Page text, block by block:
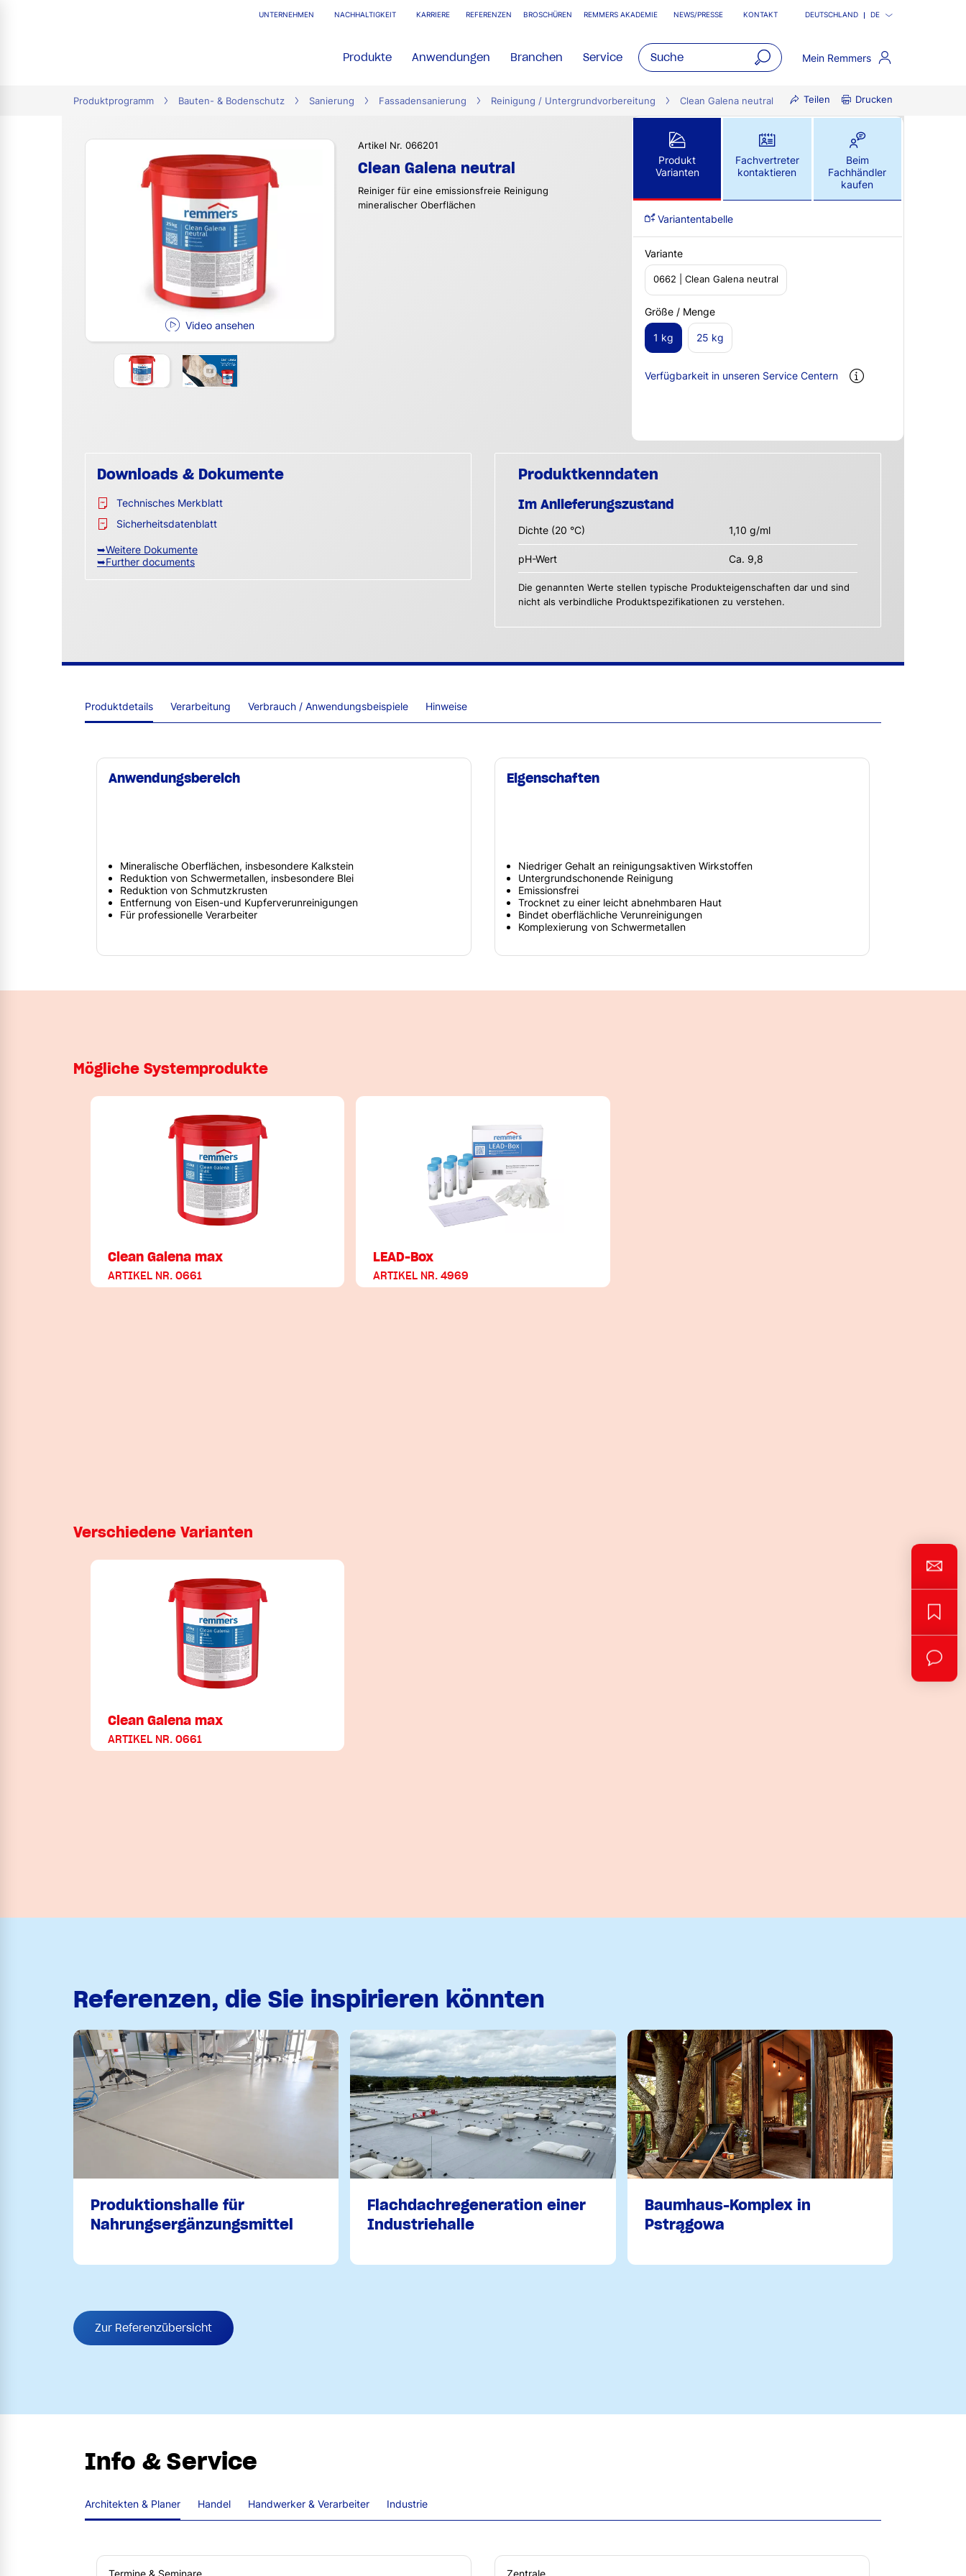
UNTERNEHMEN NACHHALTIGKEIT KARRIERE REFERENZEN BROSCHÜREN REMMERS AKADEMIE NEWS/PRESSE KONTAKT DEUTSCHLAND DE
Produkte Anwendungen Branchen Service Mein Remmers
Produktprogramm Bauten- & Bodenschutz Sanierung Fassadensanierung Reinigung / Untergrundvorbereitung Clean Galena neutral Teilen Drucken
Video ansehen
Artikel Nr. 066201
Clean Galena neutral
Reiniger für eine emissionsfreie Reinigung
mineralischer Oberflächen
Produkt
Varianten
Fachvertreter
kontaktieren
Beim
Fachhändler
kaufen
Variantentabelle
Variante
0662 | Clean Galena neutral
Größe / Menge
1 kg 25 kg
Verfügbarkeit in unseren Service Centern
Downloads & Dokumente
Technisches Merkblatt
Sicherheitsdatenblatt
➥Weitere Dokumente
➥Further documents
Produktkenndaten
Im Anlieferungszustand
Dichte (20 °C) 1,10 g/ml
pH-Wert Ca. 9,8
Die genannten Werte stellen typische Produkteigenschaften dar und sind
nicht als verbindliche Produktspezifikationen zu verstehen.
Produktdetails Verarbeitung Verbrauch / Anwendungsbeispiele Hinweise
Anwendungsbereich
Mineralische Oberflächen, insbesondere Kalkstein
Reduktion von Schwermetallen, insbesondere Blei
Reduktion von Schmutzkrusten
Entfernung von Eisen-und Kupferverunreinigungen
Für professionelle Verarbeiter
Eigenschaften
Niedriger Gehalt an reinigungsaktiven Wirkstoffen
Untergrundschonende Reinigung
Emissionsfrei
Trocknet zu einer leicht abnehmbaren Haut
Bindet oberflächliche Verunreinigungen
Komplexierung von Schwermetallen
Mögliche Systemprodukte
Clean Galena max
ARTIKEL NR. 0661
LEAD-Box
ARTIKEL NR. 4969
Verschiedene Varianten
Clean Galena max
ARTIKEL NR. 0661
Referenzen, die Sie inspirieren könnten
Produktionshalle für
Nahrungsergänzungsmittel
Flachdachregeneration einer
Industriehalle
Baumhaus-Komplex in
Pstrągowa
Zur Referenzübersicht
Info & Service
Architekten & Planer Handel Handwerker & Verarbeiter Industrie